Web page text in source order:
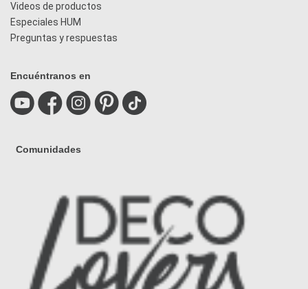
Videos de productos
Especiales HUM
Preguntas y respuestas
Encuéntranos en
Comunidades